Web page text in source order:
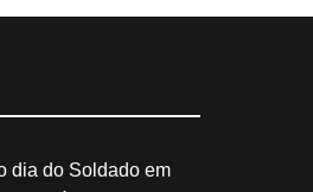
dia do Soldado em